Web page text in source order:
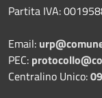
Partita IVA:
Email:
PEC:
Centralino Unico: